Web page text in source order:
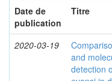
Date de
publication
Titre
2020-03-19
and
detection